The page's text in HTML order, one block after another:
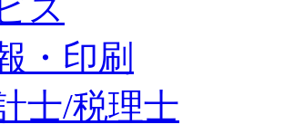
ス
・印刷
士/税理士